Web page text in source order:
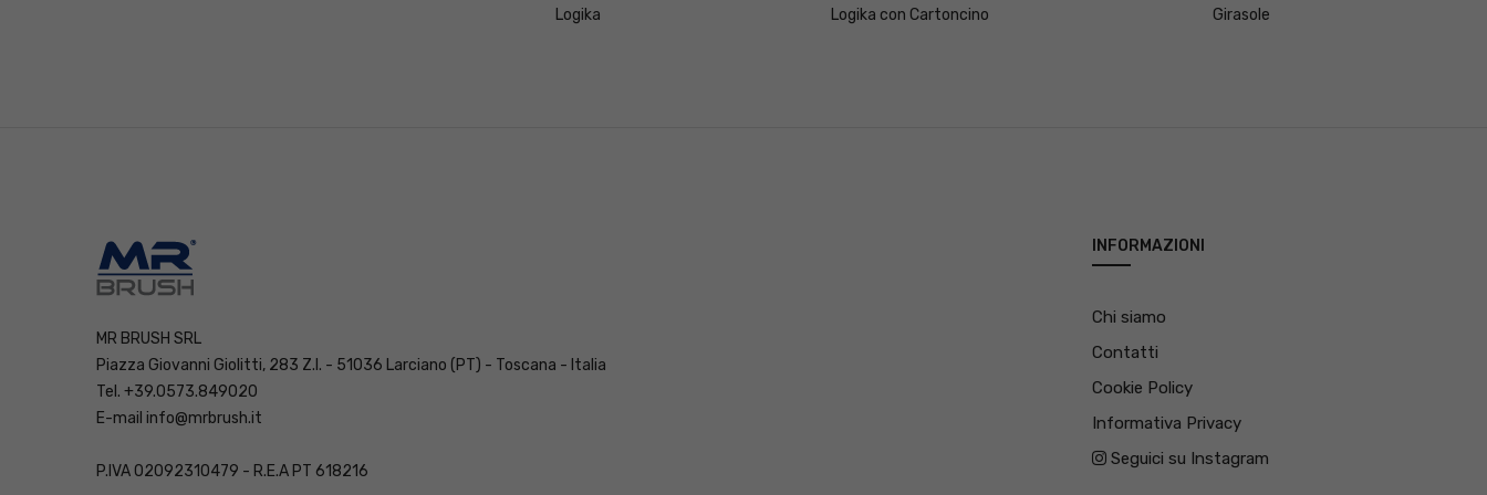
Logika Logika con Cartoncino Girasole
MR BRUSH SRL
Piazza Giovanni Giolitti, 283 Z.I. - 51036 Larciano (PT) - Toscana - Italia
Tel. +39.0573.849020
E-mail info@mrbrush.it
P.IVA 02092310479 - R.E.A PT 618216
INFORMAZIONI
Chi siamo
Contatti
Cookie Policy
Informativa Privacy
Seguici su Instagram